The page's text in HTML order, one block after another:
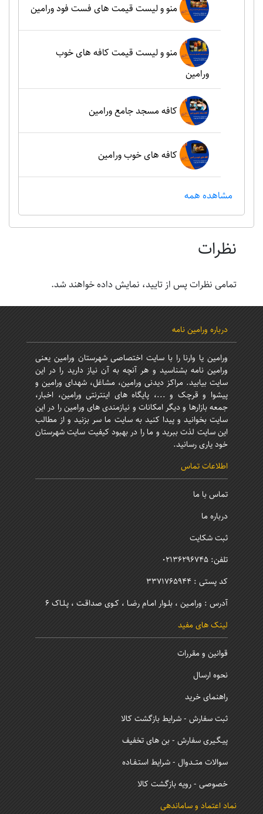
منو و لیست قیمت های فست فود ورامین
منو و لیست قیمت کافه های خوب
ورامین
کافه مسجد جامع ورامین
کافه های خوب ورامین
مشاهده همه
نظرات
تمامی نظرات پس از تایید، نمایش داده خواهند شد.
درباره ورامین نامه
ورامین یا وارنا را با سایت اختصاصی شهرستان ورامین یعنی
ورامین نامه بشناسید و هر آنچه به آن نیاز دارید را در این
سایت بیابید. مراکز دیدنی ورامین، مشاغل، شهدای ورامین و
پیشوا و قرچک و ...، پایگاه های اینترنتی ورامین، اخبار،
جمعه بازارها و دیگر امکانات و نیازمندی های ورامین را در این
سایت بخوانید و پیدا کنید به سایت ما سر بزنید و از مطالب
این سایت لذت ببرید و ما را در بهبود کیفیت سایت شهرستان
خود یاری رسانید.
اطلاعات تماس
تماس با ما
درباره ما
ثبت شکایت
تلفن: 02136296745
کد پستی : 3371765944
آدرس : ورامـین ، بلـوار امـام رضـا ، کـوی صداقـت ، پـلـاک 6
لینک های مفید
قوانین و مقررات
نحوه ارسال
راهنمای خرید
ثبت سفارش - شرایط بازگشت کالا
پیـگـیری سفارش - بن های تخفیف
سوالات متــدوال - شرایط استـفـاده
خصوصی - رویه بازگشت کالا
نماد اعتماد و ساماندهی